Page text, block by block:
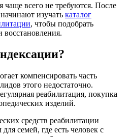
чаще всего не требуются. После
изучать каталог
, чтобы подобрать
восстановления.
компенсировать часть
этого недостаточно.
реабилитация, покупка
изделий.
средств реабилитации
семей, где есть человек с